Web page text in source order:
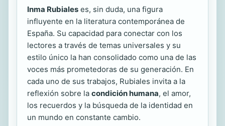
Inma Rubiales es, sin duda, una figura
influyente en la literatura contemporánea de
España. Su capacidad para conectar con los
lectores a través de temas universales y su
estilo único la han consolidado como una de las
voces más prometedoras de su generación. En
cada uno de sus trabajos, Rubiales invita a la
reflexión sobre la condición humana, el amor,
los recuerdos y la búsqueda de la identidad en
un mundo en constante cambio.